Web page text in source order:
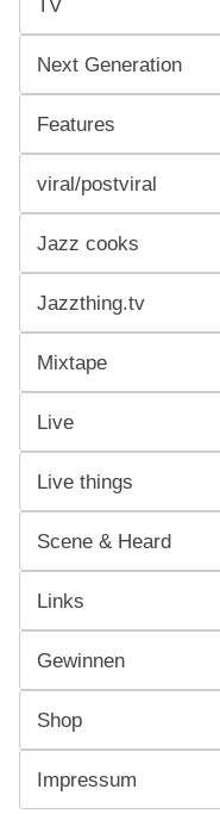
Next Generation
Features
viral/postviral
Jazz cooks
Jazzthing.tv
Mixtape
Live
Live things
Scene & Heard
Links
Gewinnen
Shop
Impressum